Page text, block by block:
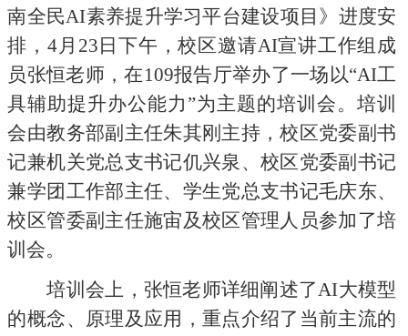
南全民AI素养提升学习平台建设项目》进度安
排，4月 23 日下午，校区邀请AI宣讲工作组成
员张恒老师，在109报告厅举办了一场以“AI工
具辅助提升办公能力”为主题的培训会。培训
会由教务部副主任朱其刚主持，校区党委副书
记兼机关党总支书记仉兴泉、校区党委副书记
兼学团工作部主任、学生党总支书记毛庆东、
校区管委副主任施宙及校区管理人员参加了培
训会。
培训会上，张恒老师详细阐述了AI大模型
的概念、原理及应用，重点介绍了当前主流的